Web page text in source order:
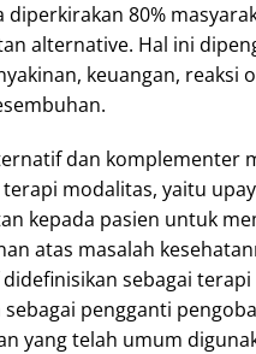
diperkirakan 80%
alternative. Hal ini
keuangan, reaksi
dan komplementer
modalitas, yaitu
kepada pasien untuk
atas masalah
sebagai
pengganti
yang telah umum